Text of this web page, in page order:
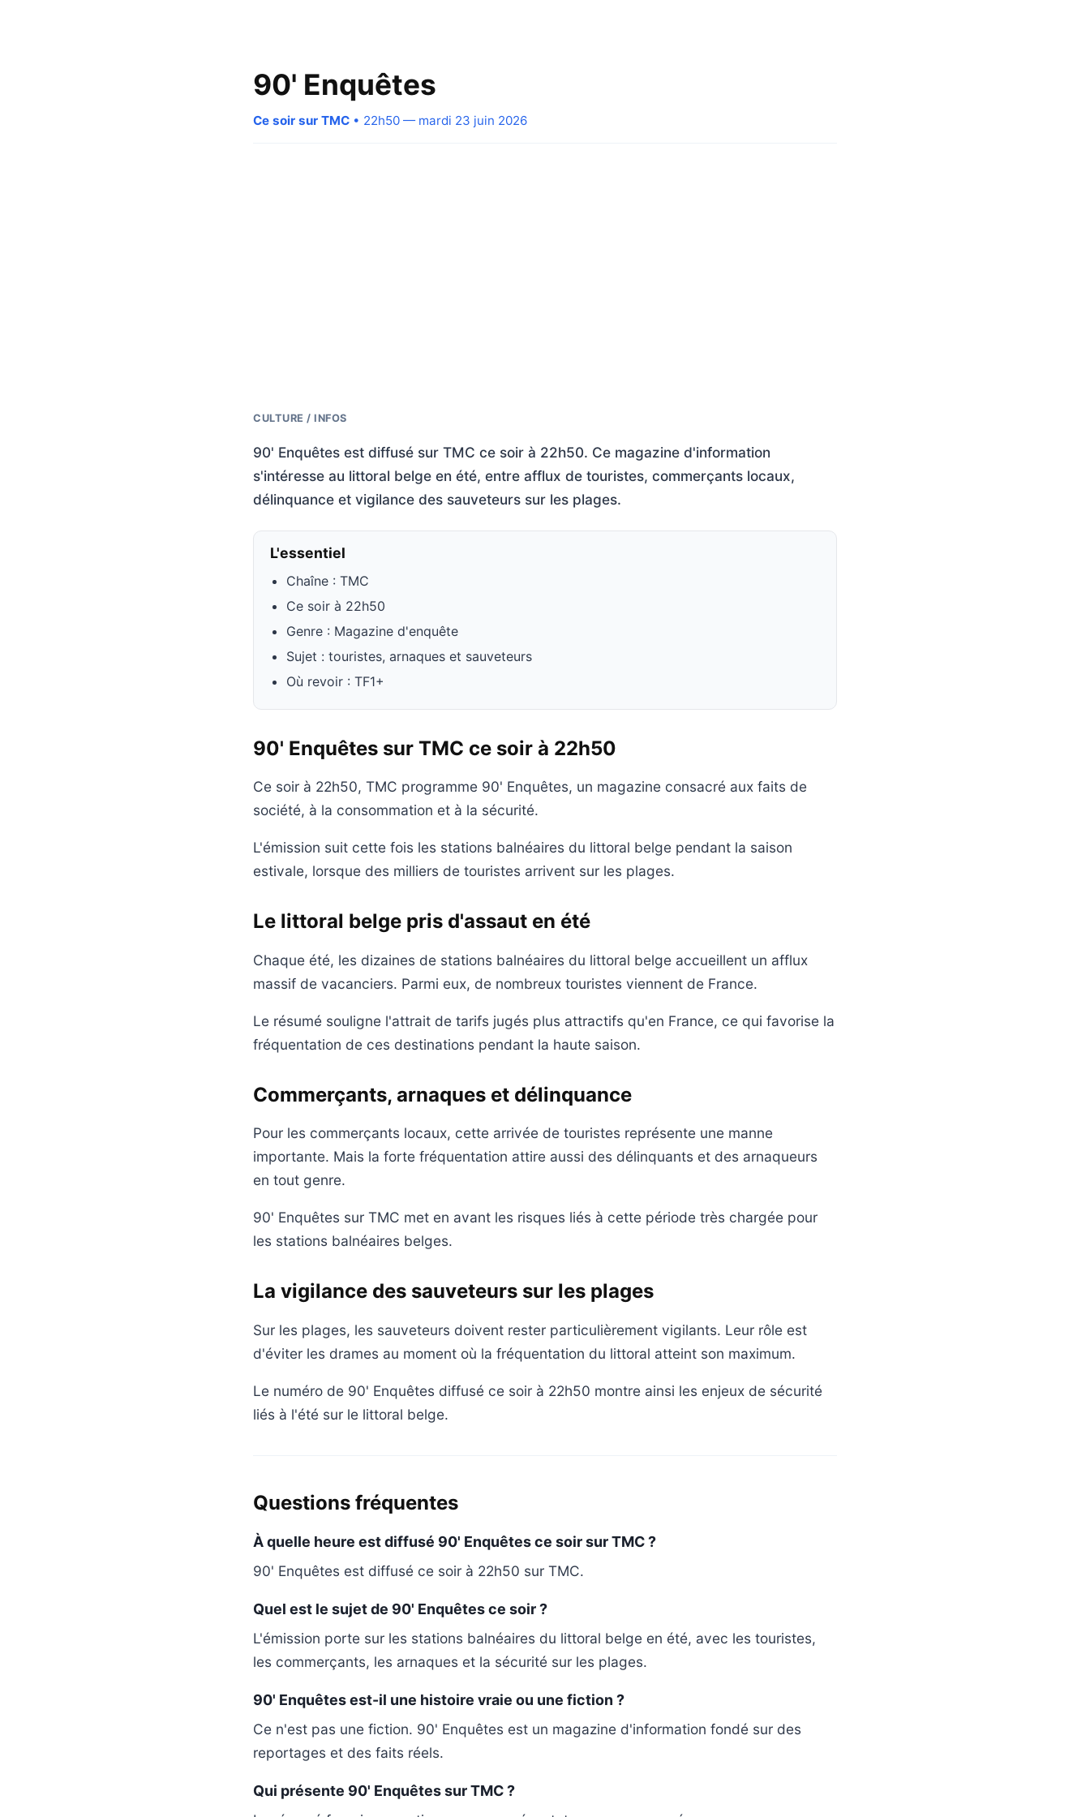
90' Enquêtes
Ce soir sur TMC • 22h50 — mardi 23 juin 2026
CULTURE / INFOS
90' Enquêtes est diffusé sur TMC ce soir à 22h50. Ce magazine d'information
s'intéresse au littoral belge en été, entre afflux de touristes, commerçants locaux,
délinquance et vigilance des sauveteurs sur les plages.
L'essentiel
Chaîne : TMC
Ce soir à 22h50
Genre : Magazine d'enquête
Sujet : touristes, arnaques et sauveteurs
Où revoir : TF1+
90' Enquêtes sur TMC ce soir à 22h50
Ce soir à 22h50, TMC programme 90' Enquêtes, un magazine consacré aux faits de
société, à la consommation et à la sécurité.
L'émission suit cette fois les stations balnéaires du littoral belge pendant la saison
estivale, lorsque des milliers de touristes arrivent sur les plages.
Le littoral belge pris d'assaut en été
Chaque été, les dizaines de stations balnéaires du littoral belge accueillent un afflux
massif de vacanciers. Parmi eux, de nombreux touristes viennent de France.
Le résumé souligne l'attrait de tarifs jugés plus attractifs qu'en France, ce qui favorise la
fréquentation de ces destinations pendant la haute saison.
Commerçants, arnaques et délinquance
Pour les commerçants locaux, cette arrivée de touristes représente une manne
importante. Mais la forte fréquentation attire aussi des délinquants et des arnaqueurs
en tout genre.
90' Enquêtes sur TMC met en avant les risques liés à cette période très chargée pour
les stations balnéaires belges.
La vigilance des sauveteurs sur les plages
Sur les plages, les sauveteurs doivent rester particulièrement vigilants. Leur rôle est
d'éviter les drames au moment où la fréquentation du littoral atteint son maximum.
Le numéro de 90' Enquêtes diffusé ce soir à 22h50 montre ainsi les enjeux de sécurité
liés à l'été sur le littoral belge.
Questions fréquentes
À quelle heure est diffusé 90' Enquêtes ce soir sur TMC ?
90' Enquêtes est diffusé ce soir à 22h50 sur TMC.
Quel est le sujet de 90' Enquêtes ce soir ?
L'émission porte sur les stations balnéaires du littoral belge en été, avec les touristes,
les commerçants, les arnaques et la sécurité sur les plages.
90' Enquêtes est-il une histoire vraie ou une fiction ?
Ce n'est pas une fiction. 90' Enquêtes est un magazine d'information fondé sur des
reportages et des faits réels.
Qui présente 90' Enquêtes sur TMC ?